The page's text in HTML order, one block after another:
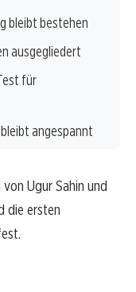
bleibt bestehen
ausgegliedert
für
angespannt
Ugur Sahin und
die ersten